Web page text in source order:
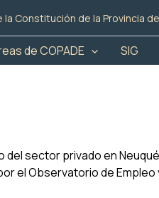
la Constitución de la Provincia
de COPADE SIG
sector privado en
el Observatorio de Empleo